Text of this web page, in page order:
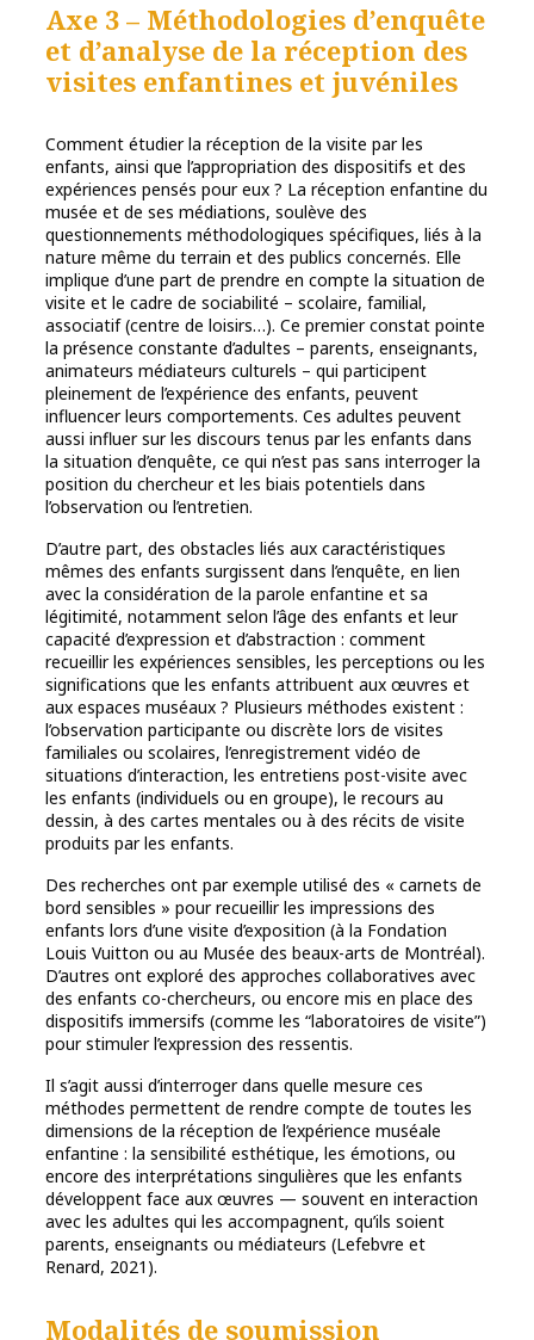
Axe 3 – Méthodologies d’enquête
et d’analyse de la réception des
visites enfantines et juvéniles
Comment étudier la réception de la visite par les
enfants, ainsi que l’appropriation des dispositifs et des
expériences pensés pour eux ? La réception enfantine du
musée et de ses médiations, soulève des
questionnements méthodologiques spécifiques, liés à la
nature même du terrain et des publics concernés. Elle
implique d’une part de prendre en compte la situation de
visite et le cadre de sociabilité – scolaire, familial,
associatif (centre de loisirs…). Ce premier constat pointe
la présence constante d’adultes – parents, enseignants,
animateurs médiateurs culturels – qui participent
pleinement de l’expérience des enfants, peuvent
influencer leurs comportements. Ces adultes peuvent
aussi influer sur les discours tenus par les enfants dans
la situation d’enquête, ce qui n’est pas sans interroger la
position du chercheur et les biais potentiels dans
l’observation ou l’entretien.
D’autre part, des obstacles liés aux caractéristiques
mêmes des enfants surgissent dans l’enquête, en lien
avec la considération de la parole enfantine et sa
légitimité, notamment selon l’âge des enfants et leur
capacité d’expression et d’abstraction : comment
recueillir les expériences sensibles, les perceptions ou les
significations que les enfants attribuent aux œuvres et
aux espaces muséaux ? Plusieurs méthodes existent :
l’observation participante ou discrète lors de visites
familiales ou scolaires, l’enregistrement vidéo de
situations d’interaction, les entretiens post-visite avec
les enfants (individuels ou en groupe), le recours au
dessin, à des cartes mentales ou à des récits de visite
produits par les enfants.
Des recherches ont par exemple utilisé des « carnets de
bord sensibles » pour recueillir les impressions des
enfants lors d’une visite d’exposition (à la Fondation
Louis Vuitton ou au Musée des beaux-arts de Montréal).
D’autres ont exploré des approches collaboratives avec
des enfants co-chercheurs, ou encore mis en place des
dispositifs immersifs (comme les “laboratoires de visite”)
pour stimuler l’expression des ressentis.
Il s’agit aussi d’interroger dans quelle mesure ces
méthodes permettent de rendre compte de toutes les
dimensions de la réception de l’expérience muséale
enfantine : la sensibilité esthétique, les émotions, ou
encore des interprétations singulières que les enfants
développent face aux œuvres — souvent en interaction
avec les adultes qui les accompagnent, qu’ils soient
parents, enseignants ou médiateurs (Lefebvre et
Renard, 2021).
Modalités de soumission